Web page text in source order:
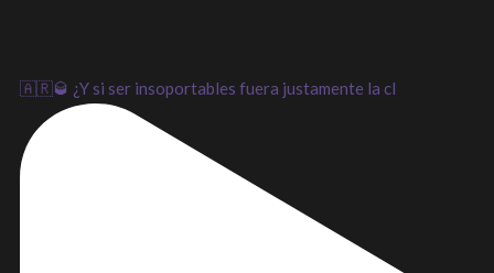
🇦🇷🥃 ¿Y si ser insoportables fuera justamente la cl